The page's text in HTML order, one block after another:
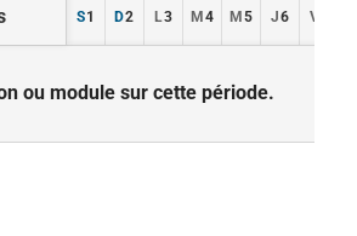
S1 D2 L3 M 4 M 5 J6 V
ou module sur cette période.